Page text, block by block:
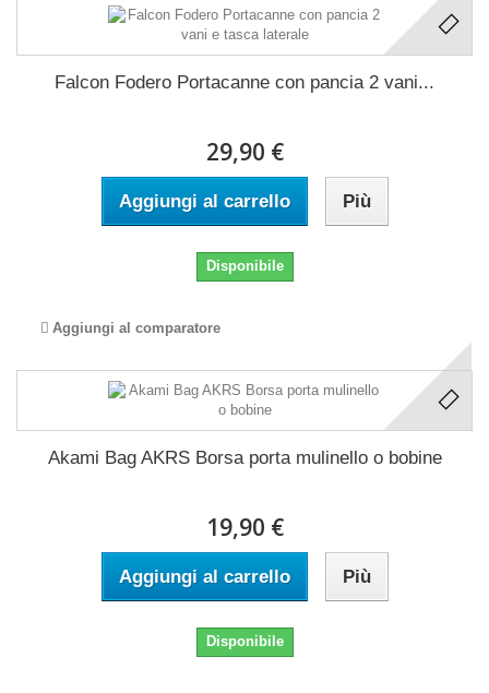
Falcon Fodero Portacanne con pancia 2 vani...
29,90 €
Aggiungi al carrello Più
Disponibile
Aggiungi al comparatore
Akami Bag AKRS Borsa porta mulinello o bobine
19,90 €
Aggiungi al carrello Più
Disponibile